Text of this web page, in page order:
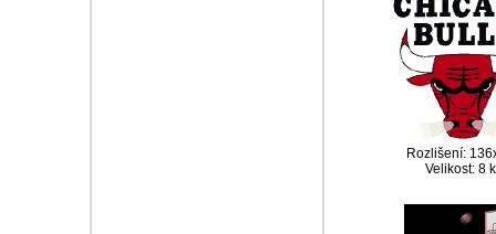
Rozlišení:
Velikost: 8